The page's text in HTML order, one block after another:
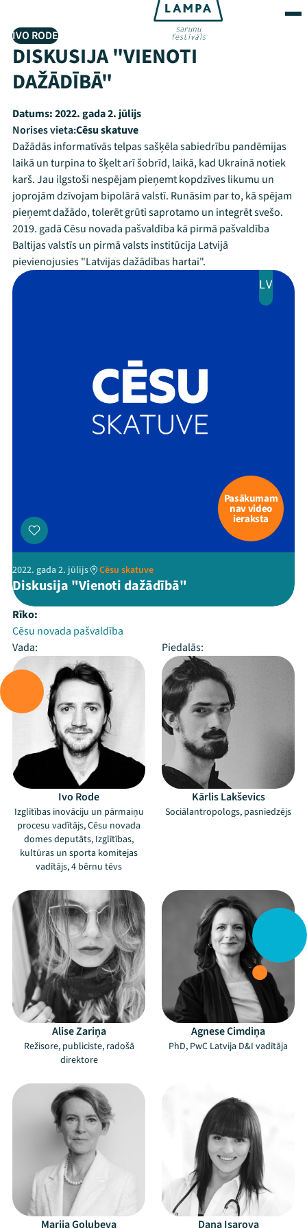
IVO RODE
DISKUSIJA "VIENOTI
DAŽĀDĪBĀ"
Datums:2022. gada 2. jūlijs
Norises vieta:Cēsu skatuve
Dažādās informatīvās telpas sašķēla sabiedrību pandēmijas
laikā un turpina to šķelt arī šobrīd, laikā, kad Ukrainā notiek
karš. Jau ilgstoši nespējam pieņemt kopdzīves likumu un
joprojām dzīvojam bipolārā valstī. Runāsim par to, kā spējam
pieņemt dažādo, tolerēt grūti saprotamo un integrēt svešo.
2019. gadā Cēsu novada pašvaldība kā pirmā pašvaldība
Baltijas valstīs un pirmā valsts institūcija Latvijā
pievienojusies "Latvijas dažādības hartai".
LV
Pasākumam
nav video
ieraksta
2022. gada 2. jūlijs Cēsu skatuve
Diskusija "Vienoti dažādībā"
Rīko:
Cēsu novada pašvaldība
Vada:
Piedalās:
Ivo Rode
Izglītības inovāciju un pārmaiņu
procesu vadītājs, Cēsu novada
domes deputāts, Izglītības,
kultūras un sporta komitejas
vadītājs, 4 bērnu tēvs
Kārlis Lakševics
Sociālantropologs, pasniedzējs
Alise Zariņa
Režisore, publiciste, radošā
direktore
Agnese Cimdiņa
PhD, PwC Latvija D&I vadītāja
Marija Golubeva Dana Isarova